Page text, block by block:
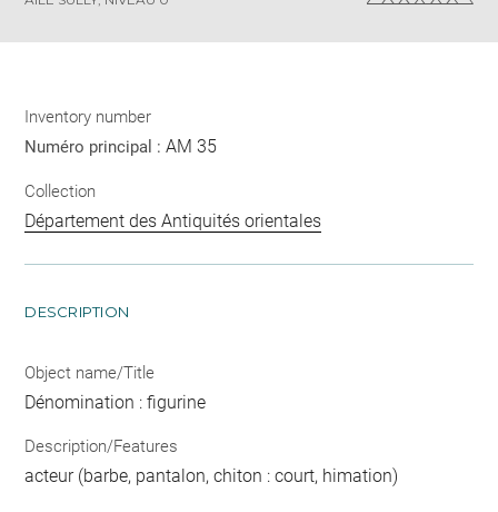
Inventory number
Numéro principal :AM 35
Collection
Département des Antiquités orientales
DESCRIPTION
Object name/Title
Dénomination : figurine
Description/Features
acteur (barbe, pantalon, chiton : court, himation)